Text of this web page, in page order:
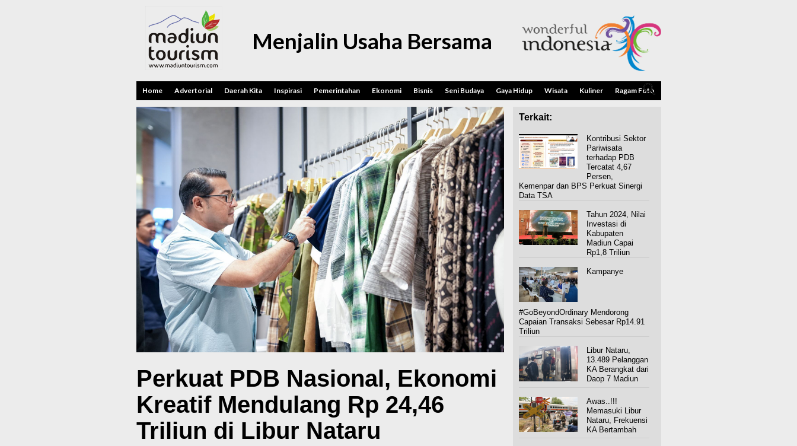
Menjalin Usaha Bersama
Home Advertorial Daerah Kita Inspirasi Pemerintahan Ekonomi Bisnis Seni Budaya Gaya Hidup Wisata Kuliner Ragam Foto
Perkuat PDB Nasional, Ekonomi
Kreatif Mendulang Rp 24,46
Triliun di Libur Nataru
Terkait:
Kontribusi Sektor
Pariwisata
terhadap PDB
Tercatat 4,67
Persen,
Kemenpar dan BPS Perkuat Sinergi
Data TSA
Tahun 2024, Nilai
Investasi di
Kabupaten
Madiun Capai
Rp1,8 Triliun
Kampanye
#GoBeyondOrdinary Mendorong
Capaian Transaksi Sebesar Rp14.91
Triliun
Libur Nataru,
13.489 Pelanggan
KA Berangkat dari
Daop 7 Madiun
Awas..!!!
Memasuki Libur
Nataru, Frekuensi
KA Bertambah